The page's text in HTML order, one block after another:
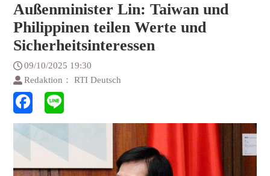
Außenminister Lin: Taiwan und
Philippinen teilen Werte und
Sicherheitsinteressen
09/10/2025 19:30
Redaktion： RTI Deutsch